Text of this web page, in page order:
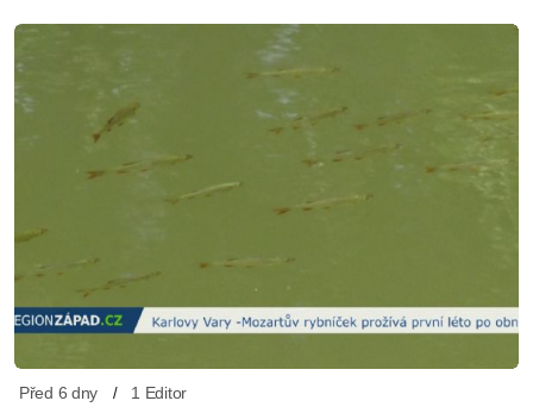
Před 6 dny 1 Editor